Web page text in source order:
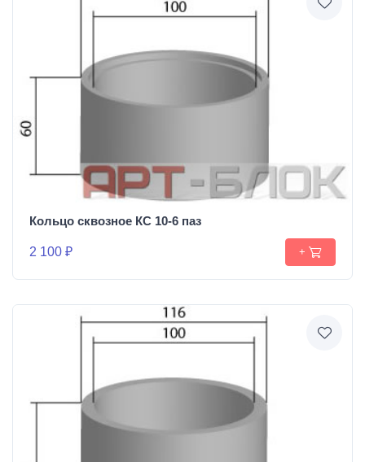
Кольцо сквозное КС 10-6 паз
2 100 ₽ +